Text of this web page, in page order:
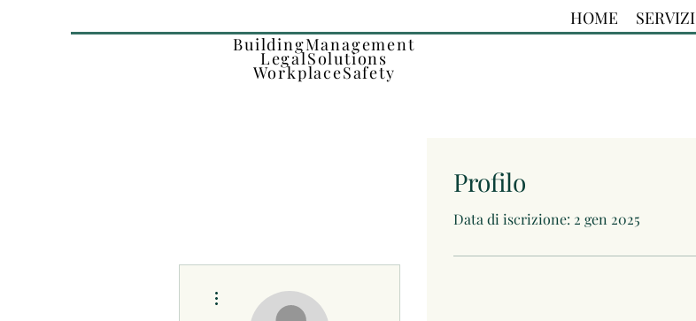
HOME SERVIZI
BuildingManagement
LegalSolutions
WorkplaceSafety
Profilo
Data di iscrizione: 2 gen 2025